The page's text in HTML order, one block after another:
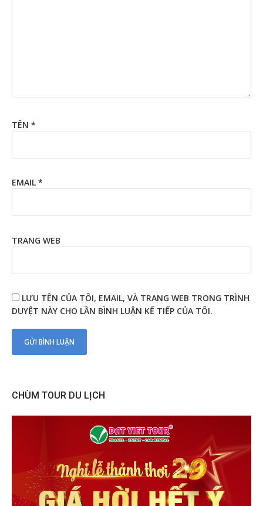
TÊN *
EMAIL *
TRANG WEB
LƯU TÊN CỦA TÔI, EMAIL, VÀ TRANG WEB TRONG TRÌNH
DUYỆT NÀY CHO LẦN BÌNH LUẬN KẾ TIẾP CỦA TÔI.
CHÙM TOUR DU LỊCH